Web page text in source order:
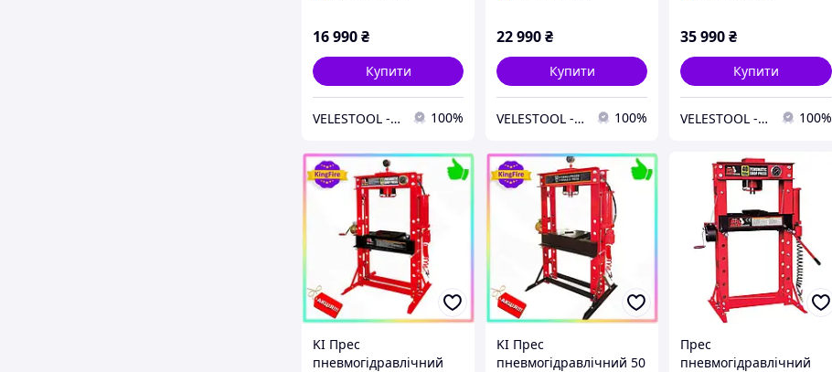
16 990₴
Купити
VELESTOOL - інтернет-магазин інструментів та обладнання 100%
22 990₴
Купити
VELESTOOL - інтернет-магазин інструментів та обладнання 100%
35 990₴
Купити
VELESTOOL - інтернет-магазин інструментів та обладнання 100%
KI Прес
пневмогідравлічний
KI Прес
пневмогідравлічний 50
Прес
пневмогідравлічний